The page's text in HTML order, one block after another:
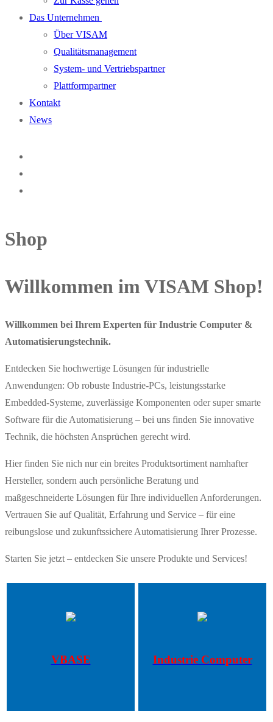
Das Unternehmen
Über VISAM
Qualitätsmanagement
System- und Vertriebspartner
Plattformpartner
Kontakt
News
Shop
Willkommen im VISAM Shop!
Willkommen bei Ihrem Experten für Industrie Computer &
Automatisierungstechnik.
Entdecken Sie hochwertige Lösungen für industrielle
Anwendungen: Ob robuste Industrie-PCs, leistungsstarke
Embedded-Systeme, zuverlässige Komponenten oder super smarte
Software für die Automatisierung – bei uns finden Sie innovative
Technik, die höchsten Ansprüchen gerecht wird.
Hier finden Sie nich nur ein breites Produktsortiment namhafter
Hersteller, sondern auch persönliche Beratung und
maßgeschneiderte Lösungen für Ihre individuellen Anforderungen.
Vertrauen Sie auf Qualität, Erfahrung und Service – für eine
reibungslose und zukunftssichere Automatisierung Ihrer Prozesse.
Starten Sie jetzt – entdecken Sie unsere Produkte und Services!
VBASE Industrie Computer